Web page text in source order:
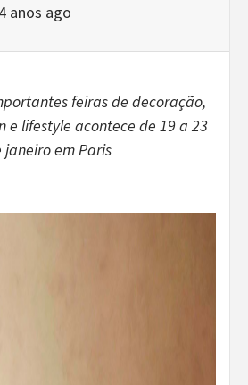
4 anos ago
feiras de decoração,
e lifestyle acontece de 19 a 23
janeiro em Paris